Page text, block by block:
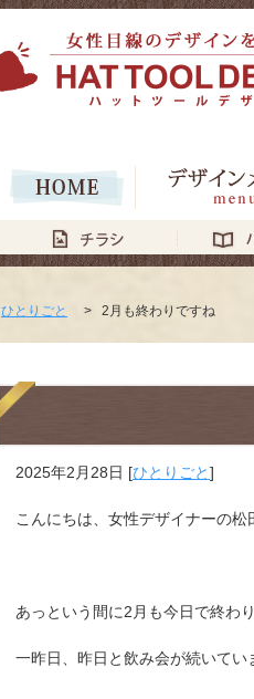
ひとりごと > 2月も終わりですね
2025年2月28日 [ひとりごと]
こんにちは、女性デザイナーの松
あっという間に2月も今日で終わり
一昨日、昨日と飲み会が続いてい